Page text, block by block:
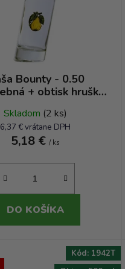
Bounty - 0.50
+ obtisk hruška
Skladom (2 ks)
6,37 € vrátane DPH
5,18 €/ ks
DO KOŠÍKA
Kód: 1942T